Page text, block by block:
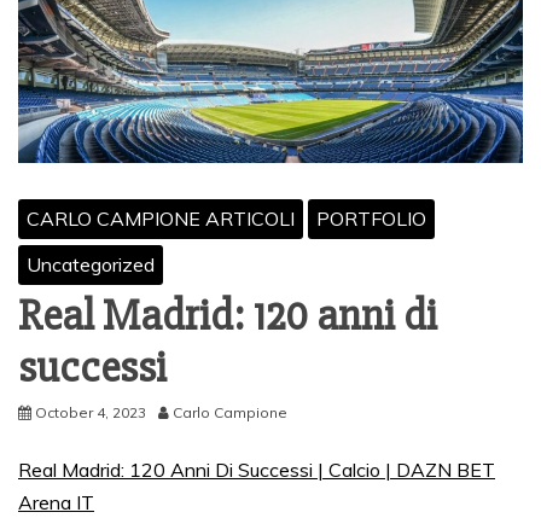
CARLO CAMPIONE ARTICOLI
PORTFOLIO
Uncategorized
Real Madrid: 120 anni di
successi
October 4, 2023 Carlo Campione
Real Madrid: 120 Anni Di Successi | Calcio | DAZN BET
Arena IT